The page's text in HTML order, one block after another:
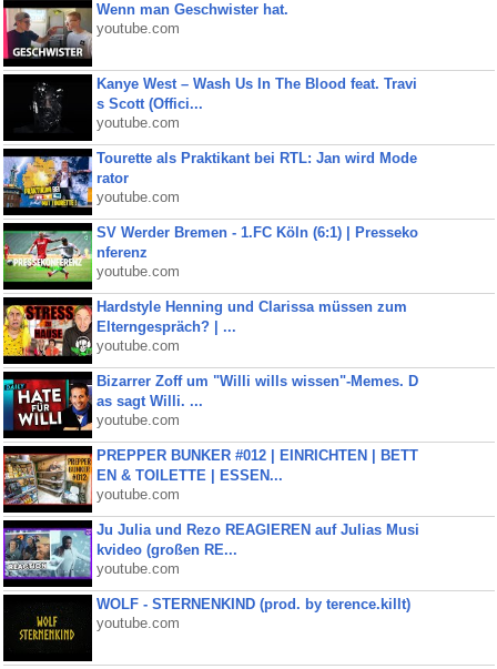
Wenn man Geschwister hat.
youtube.com
Kanye West – Wash Us In The Blood feat. Travi
s Scott (Offici...
youtube.com
Tourette als Praktikant bei RTL: Jan wird Mode
rator
youtube.com
SV Werder Bremen - 1.FC Köln (6:1) | Presseko
nferenz
youtube.com
Hardstyle Henning und Clarissa müssen zum
Elterngespräch? | ...
youtube.com
Bizarrer Zoff um "Willi wills wissen"-Memes. D
as sagt Willi. ...
youtube.com
PREPPER BUNKER #012 | EINRICHTEN | BETT
EN & TOILETTE | ESSEN...
youtube.com
Ju Julia und Rezo REAGIEREN auf Julias Musi
kvideo (großen RE...
youtube.com
WOLF - STERNENKIND (prod. by terence.killt)
youtube.com